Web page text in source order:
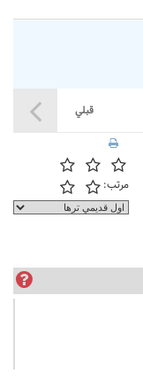
قبلي
مرتب: